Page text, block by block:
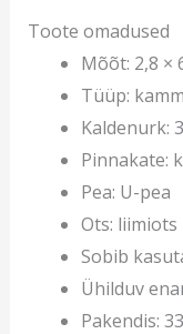
Toote omadused
Mõõt: 2,8 ×
Tüüp:
Kaldenurk:
Pinnakate:
Pea: U-pea
Ots: liimiots
Sobib
Ühilduv
Pakendis: